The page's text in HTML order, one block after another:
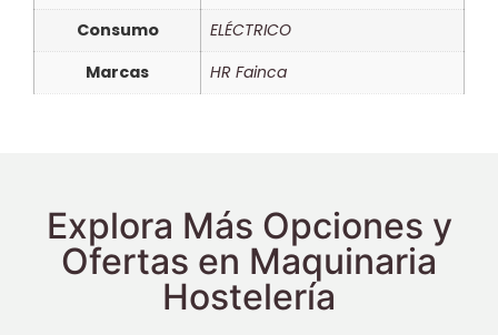
Consumo
ELÉCTRICO
Marcas
HR Fainca
Explora Más Opciones y
Ofertas en Maquinaria
Hostelería